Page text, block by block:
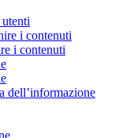
i contenuti
i contenuti
dell’informazione